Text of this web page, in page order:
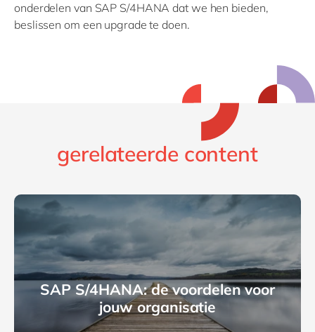
onderdelen van SAP S/4HANA dat we hen bieden,
beslissen om een upgrade te doen.
gerelateerde content
SAP S/4HANA: de voordelen voor
jouw organisatie